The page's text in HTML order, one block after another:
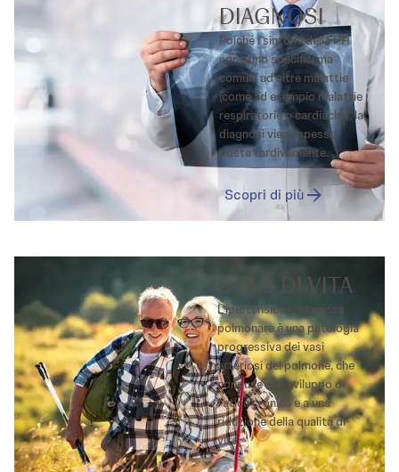
DIAGNOSI
Poiché i sintomi della PH
non sono specifici ma
comuni ad altre malattie
(come ad esempio malattie
respiratorie o cardiache), la
diagnosi viene spesso
posta tardivamente.
Scopri di più
STILE DI VITA
L’ipertensione arteriosa
polmonare è una patologia
progressiva dei vasi
arteriosi del polmone, che
conduce allo sviluppo di
fatica cronica e a una
riduzione della qualità di
vita.